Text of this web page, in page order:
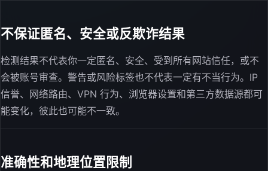
不保证匿名、安全或反欺诈结果
检测结果不代表你一定匿名、安全、受到所有网站信任，或不
会被账号审查。警告或风险标签也不代表一定有不当行为。IP
信誉、网络路由、VPN 行为、浏览器设置和第三方数据源都可
能变化，彼此也可能不一致。
准确性和地理位置限制